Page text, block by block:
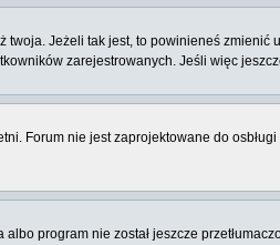
Jeżeli tak jest, to powinieneś
zarejestrowanych. Jeśli więc
Forum nie jest zaprojektowane do
program nie został jeszcze